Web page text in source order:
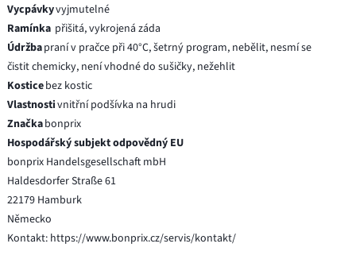
Vycpávkyvyjmutelné
Ramínka přišitá, vykrojená záda
Údržbapraní v pračce při 40°C, šetrný program, nebělit, nesmí se
čistit chemicky, není vhodné do sušičky, nežehlit
Kosticebez kostic
Vlastnostivnitřní podšívka na hrudi
Značkabonprix
Hospodářský subjekt odpovědný EU
bonprix Handelsgesellschaft mbH
Haldesdorfer Straße 61
22179 Hamburk
Německo
Kontakt: https://www.bonprix.cz/servis/kontakt/